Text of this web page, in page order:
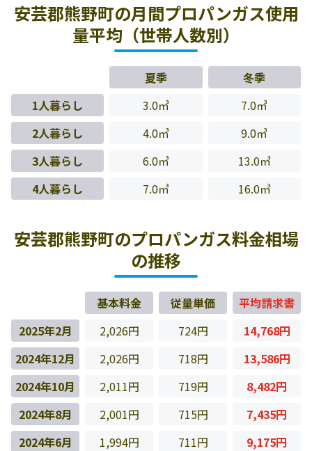
安芸郡熊野町の月間プロパンガス使用
量平均（世帯人数別）
夏季
冬季
1人暮らし
3.0㎥
7.0㎥
2人暮らし
4.0㎥
9.0㎥
3人暮らし
6.0㎥
13.0㎥
4人暮らし
7.0㎥ 16.0㎥
安芸郡熊野町のプロパンガス料金相場
の推移
基本料金 従量単価
平均請求書
2025年2月
2,026円 724円
14,768円
2024年12月
2,026円 718円
13,586円
2024年10月
2,011円 719円
8,482円
2024年8月
2,001円 715円
7,435円
2024年6月
1,994円 711円
9,175円